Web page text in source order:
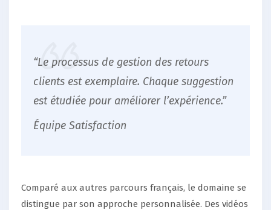
“Le processus de gestion des retours
clients est exemplaire. Chaque suggestion
est étudiée pour améliorer l’expérience.”
Équipe Satisfaction
Comparé aux autres parcours français, le domaine se
distingue par son approche personnalisée. Des vidéos